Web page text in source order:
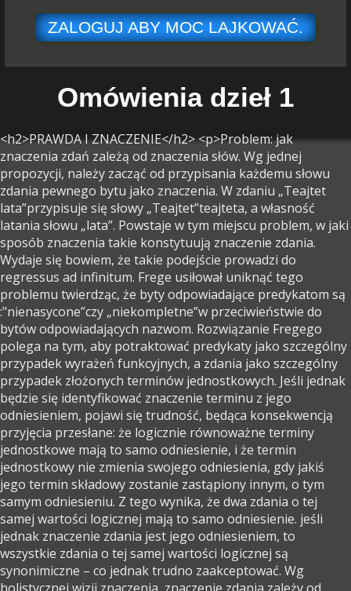
ZALOGUJ ABY MOC LAJKOWAĆ.
Omówienia dzieł 1
<h2>PRAWDA I ZNACZENIE</h2> <p>Problem: jak
znaczenia zdań zależą od znaczenia słów. Wg jednej
propozycji, należy zacząć od przypisania każdemu słowu
zdania pewnego bytu jako znaczenia. W zdaniu „Teajtet
lata”przypisuje się słowy „Teajtet”teajteta, a własność
latania słowu „lata”. Powstaje w tym miejscu problem, w jaki
sposób znaczenia takie konstytuują znaczenie zdania.
Wydaje się bowiem, że takie podejście prowadzi do
regressus ad infinitum. Frege usiłował uniknąć tego
problemu twierdząc, że byty odpowiadające predykatom są
:"nienasycone”czy „niekompletne”w przeciwieństwie do
bytów odpowiadających nazwom. Rozwiązanie Fregego
polega na tym, aby potraktować predykaty jako szczególny
przypadek wyrażeń funkcyjnych, a zdania jako szczególny
przypadek złożonych terminów jednostkowych. Jeśli jednak
będzie się identyfikować znaczenie terminu z jego
odniesieniem, pojawi się trudność, będąca konsekwencją
przyjęcia przesłane: że logicznie równoważne terminy
jednostkowe mają to samo odniesienie, i że termin
jednostkowy nie zmienia swojego odniesienia, gdy jakiś
jego termin składowy zostanie zastąpiony innym, o tym
samym odniesieniu. Z tego wynika, że dwa zdania o tej
samej wartości logicznej mają to samo odniesienie. jeśli
jednak znaczenie zdania jest jego odniesieniem, to
wszystkie zdania o tej samej wartości logicznej są
synonimiczne – co jednak trudno zaakceptować. Wg